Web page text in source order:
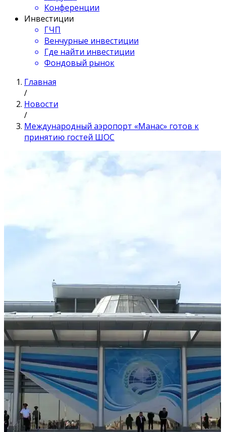
Конференции
Инвестиции
ГЧП
Венчурные инвестиции
Где найти инвестиции
Фондовый рынок
Главная
/
Новости
/
Международный аэропорт «Манас» готов к
принятию гостей ШОС